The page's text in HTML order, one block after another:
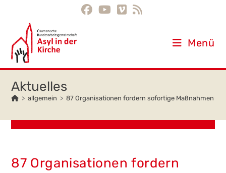
Menü
> allgemein > 87 Organisationen fordern sofortige Maßnahmen
87 Organisationen fordern